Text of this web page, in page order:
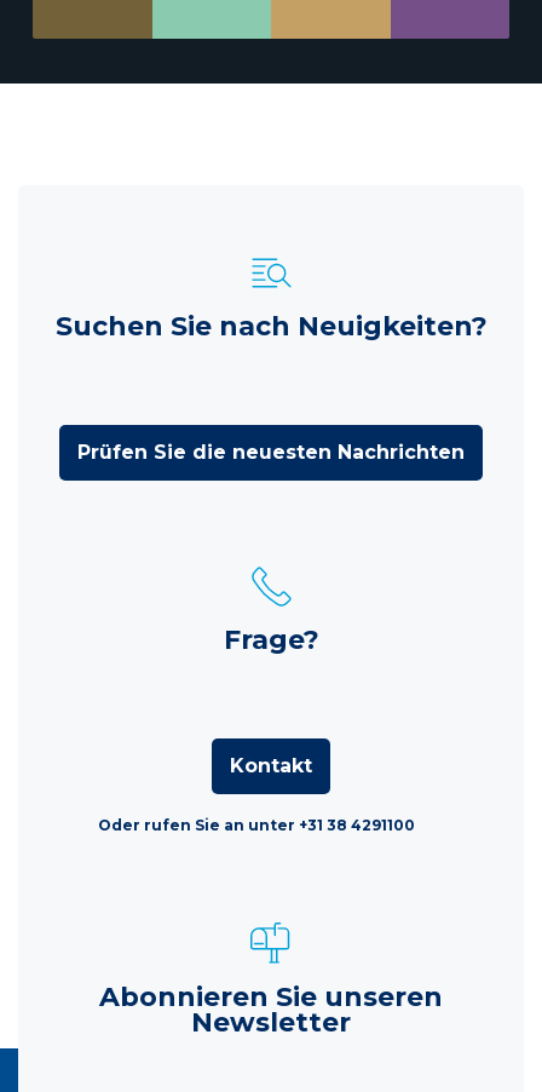
Suchen Sie nach Neuigkeiten?
Prüfen Sie die neuesten Nachrichten
Frage?
Kontakt
Oder rufen Sie an unter +31 38 4291100
Abonnieren Sie unseren
Newsletter